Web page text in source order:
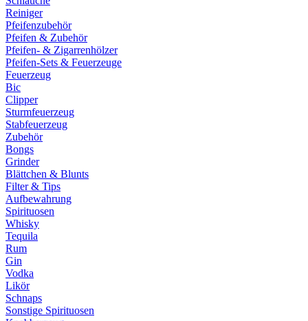
Reiniger
Pfeifenzubehör
Pfeifen & Zubehör
Pfeifen- & Zigarrenhölzer
Pfeifen-Sets & Feuerzeuge
Feuerzeug
Bic
Clipper
Sturmfeuerzeug
Stabfeuerzeug
Zubehör
Bongs
Grinder
Blättchen & Blunts
Filter & Tips
Aufbewahrung
Spirituosen
Whisky
Tequila
Rum
Gin
Vodka
Likör
Schnaps
Sonstige Spirituosen